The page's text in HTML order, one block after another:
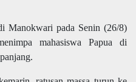
Manokwari pada Senin (26/8)
mahasiswa Papua di